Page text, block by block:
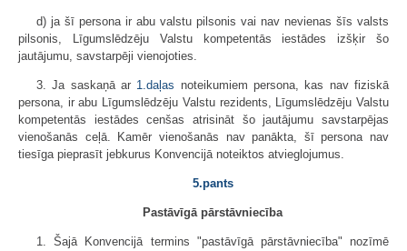
d) ja šī persona ir abu valstu pilsonis vai nav nevienas šīs valsts
pilsonis, Līgumslēdzēju Valstu kompetentās iestādes izšķir šo
jautājumu, savstarpēji vienojoties.
3. Ja saskaņā ar 1.daļas noteikumiem persona, kas nav fiziskā
persona, ir abu Līgumslēdzēju Valstu rezidents, Līgumslēdzēju Valstu
kompetentās iestādes cenšas atrisināt šo jautājumu savstarpējas
vienošanās ceļā. Kamēr vienošanās nav panākta, šī persona nav
tiesīga pieprasīt jebkurus Konvencijā noteiktos atvieglojumus.
5.pants
Pastāvīgā pārstāvniecība
1. Šajā Konvencijā termins "pastāvīgā pārstāvniecība" nozīmē